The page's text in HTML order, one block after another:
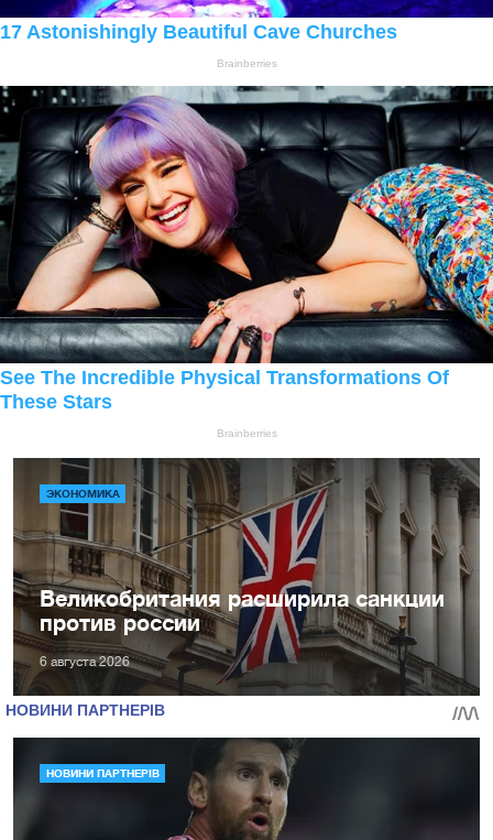
ЭКОНОМИКА
Великобритания расширила санкции
против россии
6 августа 2026